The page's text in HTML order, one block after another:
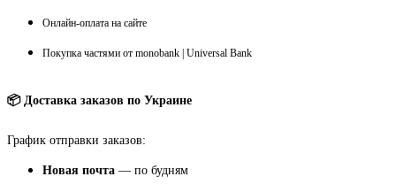
Онлайн-оплата на сайте
Покупка частями от monobank | Universal Bank
📦 Доставка заказов по Украине
График отправки заказов:
Новая почта — по будням